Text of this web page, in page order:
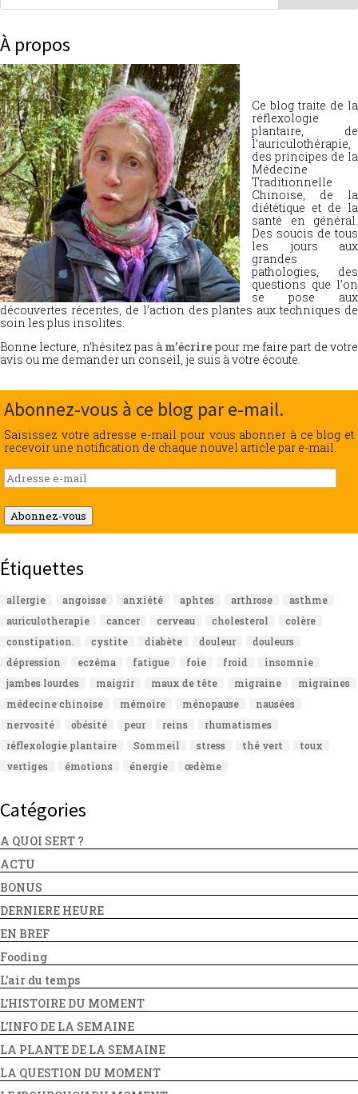
À propos
Ce blog traite de la
réflexologie
plantaire, de
l’auriculothérapie,
des principes de la
Médecine
Traditionnelle
Chinoise, de la
diététique et de la
santé en général.
Des soucis de tous
les jours aux
grandes
pathologies, des
questions que l’on
se pose aux
découvertes récentes, de l’action des plantes aux techniques de
soin les plus insolites.
Bonne lecture, n’hésitez pas à m’écrire pour me faire part de votre
avis ou me demander un conseil, je suis à votre écoute.
Abonnez-vous à ce blog par e-mail.
Saisissez votre adresse e-mail pour vous abonner à ce blog et
recevoir une notification de chaque nouvel article par e-mail.
Adresse
e-
mail
Abonnez-vous
Étiquettes
allergie angoisse anxiété aphtes arthrose
asthme
auriculotherapie
cancer cerveau cholesterol
colère
constipation.
cystite diabète douleur
douleurs
dépression
eczéma fatigue foie froid
insomnie
jambes lourdes
maigrir maux de tête migraine
migraines
médecine chinoise
mémoire ménopause
nausées
nervosité
obésité peur reins
rhumatismes
réflexologie plantaire
Sommeil stress thé vert
toux
vertiges
émotions énergie œdème
Catégories
A QUOI SERT ?
ACTU
BONUS
DERNIERE HEURE
EN BREF
Fooding
L'air du temps
L'HISTOIRE DU MOMENT
L'INFO DE LA SEMAINE
LA PLANTE DE LA SEMAINE
LA QUESTION DU MOMENT